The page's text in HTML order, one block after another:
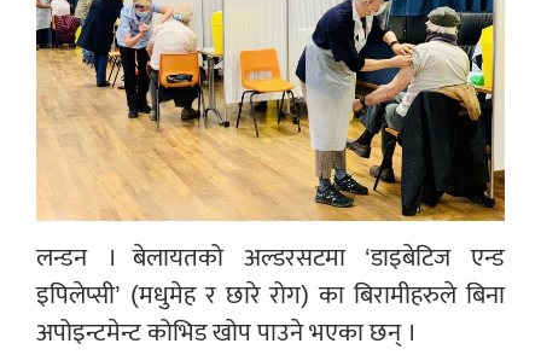
लन्डन । बेलायतको अल्डरसटमा ‘डाइबेटिज एन्ड
इपिलेप्सी’ (मधुमेह र छारे रोग) का बिरामीहरुले बिना
अपोइन्टमेन्ट कोभिड खोप पाउने भएका छन् ।